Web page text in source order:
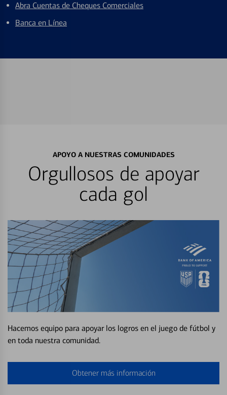
Abra Cuentas de Cheques Comerciales
Banca en Línea
APOYO A NUESTRAS COMUNIDADES
Orgullosos de apoyar
cada gol
Hacemos equipo para apoyar los logros en el juego de fútbol y
en toda nuestra comunidad.
Obtener más información